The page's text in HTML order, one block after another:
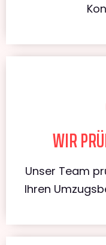
WIR
Unser Team
Ihren